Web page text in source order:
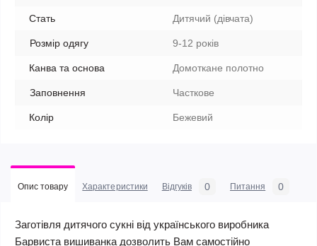
Стать Дитячий (дівчата)
Розмір одягу 9-12 років
Канва та основа Домоткане полотно
Заповнення Часткове
Колір Бежевий
Опис товару Характеристики Відгуків 0 Питання 0
Заготівля дитячого сукні від українського виробника
Барвиста вишиванка дозволить Вам самостійно